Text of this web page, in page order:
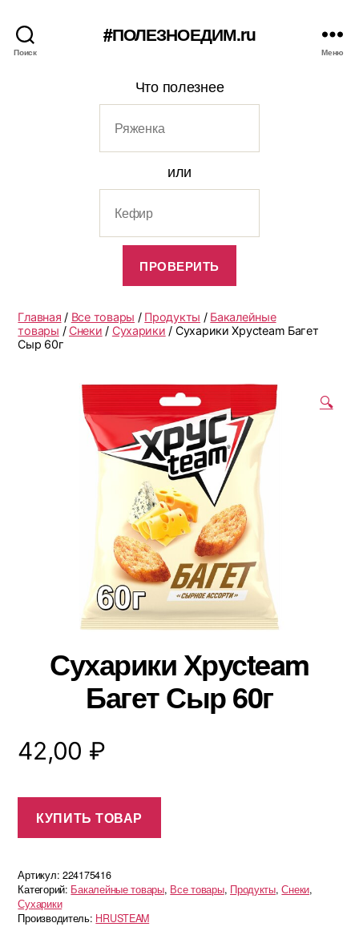
Поиск
#ПОЛЕЗНОЕДИМ.ru
Меню
Что полезнее
или
Главная / Все товары / Продукты / Бакалейные
товары / Снеки / Сухарики / Сухарики Хрусteam Багет
Сыр 60г
🔍
Сухарики Хрусteam
Багет Сыр 60г
42,00 ₽
КУПИТЬ ТОВАР
Артикул: 224175416
Категорий: Бакалейные товары, Все товары, Продукты,Снеки,
Сухарики
Производитель: HRUSTEAM